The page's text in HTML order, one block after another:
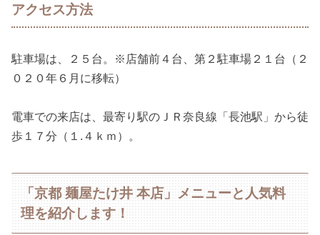
アクセス方法
駐車場は、２５台。※店舗前４台、第２駐車場２１台（２
０２０年６月に移転）
電車での来店は、最寄り駅のＪＲ奈良線「長池駅」から徒
歩１７分（１.４ｋｍ）。
「京都 麺屋たけ井 本店」メニューと人気料
理を紹介します！